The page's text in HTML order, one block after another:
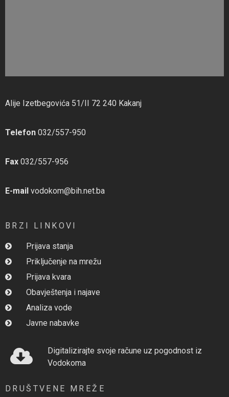
Alije Izetbegovića 51/II 72 240 Kakanj
Telefon 032/557-950
Fax 032/557-956
E-mail vodokom@bih.net.ba
BRZI LINKOVI
Prijava stanja
Priključenje na mrežu
Prijava kvara
Obavještenja i najave
Analiza vode
Javne nabavke
Digitalizirajte svoje račune uz pogodnost iz
Vodokoma
DRUŠTVENE MREŽE